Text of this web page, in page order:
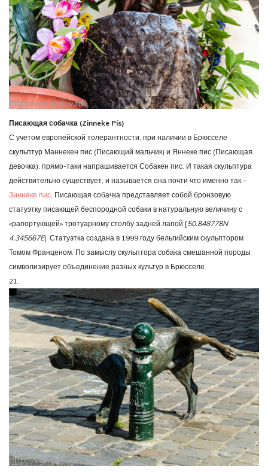
Писающая собачка (Zinneke Pis)
С учетом европейской толерантности, при наличии в Брюсселе
скульптур Маннекен пис (Писающий мальчик) и Яннеке пис (Писающая
девочка), прямо-таки напрашивается Собакен пис. И такая скульптура
действительно существует, и называется она почти что именно так –
Зиннеке пис. Писающая собачка представляет собой бронзовую
статуэтку писающей беспородной собаки в натуральную величину с
«рапортующей» тротуарному столбу задней лапой [50.848778N
4.345667E]. Статуэтка создана в 1999 году бельгийским скульптором
Томом Франценом. По замыслу скульптора собака смешанной породы
символизирует объединение разных культур в Брюсселе.
21.